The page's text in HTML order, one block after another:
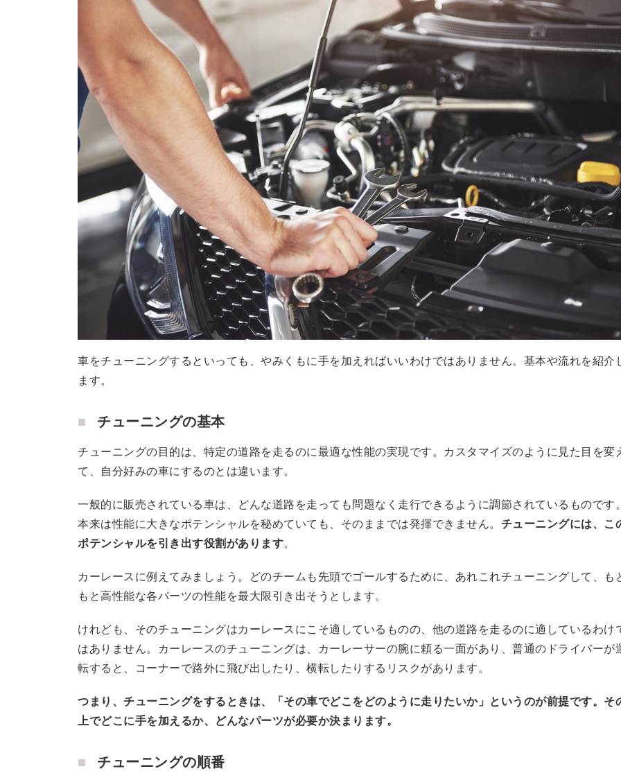
車をチューニングするといっても、やみくもに手を加えればいいわけではありません。基本や流れを紹介し
ます。
チューニングの基本
チューニングの目的は、特定の道路を走るのに最適な性能の実現です。カスタマイズのように見た目を変
て、自分好みの車にするのとは違います。
一般的に販売されている車は、どんな道路を走っても問題なく走行できるように調節されているものです。
本来は性能に大きなポテンシャルを秘めていても、そのままでは発揮できません。 チューニングには、こ
ポテンシャルを引き出す役割があります
カーレースに例えてみましょう。どのチームも先頭でゴールするために、あれこれチューニングして、も
もと高性能な各パーツの性能を最大限引き出そうとします。
けれども、そのチューニングはカーレースにこそ適しているものの、他の道路を走るのに適しているわけ
はありません。カーレースのチューニングは、カーレーサーの腕に頼る一面があり、普通のドライバーが
転すると、コーナーで路外に飛び出したり、横転したりするリスクがあります。
つまり、チューニングをするときは、「その車でどこをどのように走りたいか」というのが前提です。そ
上でどこに手を加えるか、どんなパーツが必要か決まります。
チューニングの順番